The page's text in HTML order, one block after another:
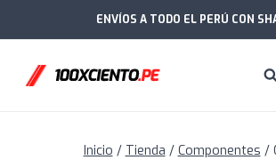
al
ENVÍOS A TODO EL PERÚ CON
Inicio / Tienda / Componentes /